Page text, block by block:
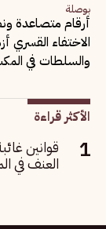
بوصلة
أرقام متصاعدة
الاختفاء القسري
والسلطات في
الأكثر قراءة
قوانين
العنف في